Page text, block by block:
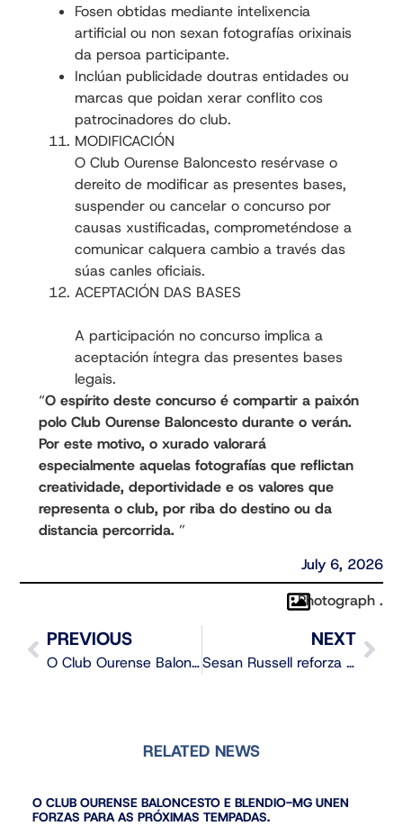
Fosen obtidas mediante intelixencia
artificial ou non sexan fotografías orixinais
da persoa participante.
Inclúan publicidade doutras entidades ou
marcas que poidan xerar conflito cos
patrocinadores do club.
MODIFICACIÓN
O Club Ourense Baloncesto resérvase o
dereito de modificar as presentes bases,
suspender ou cancelar o concurso por
causas xustificadas, comprometéndose a
comunicar calquera cambio a través das
súas canles oficiais.
ACEPTACIÓN DAS BASES
A participación no concurso implica a
aceptación íntegra das presentes bases
legais.
“O espírito deste concurso é compartir a paixón
polo Club Ourense Baloncesto durante o verán.
Por este motivo, o xurado valorará
especialmente aquelas fotografías que reflictan
creatividade, deportividade e os valores que
representa o club, por riba do destino ou da
distancia percorrida. ”
July 6, 2026
Photograph .
PREVIOUS
O Club Ourense Baloncesto presenta toda a documentación para competir na Primeira FEB 2026/27
NEXT
Sesan Russell reforza o perímetro do Club Ourense Baloncesto
RELATED NEWS
O CLUB OURENSE BALONCESTO E BLENDIO-MG UNEN
FORZAS PARA AS PRÓXIMAS TEMPADAS.